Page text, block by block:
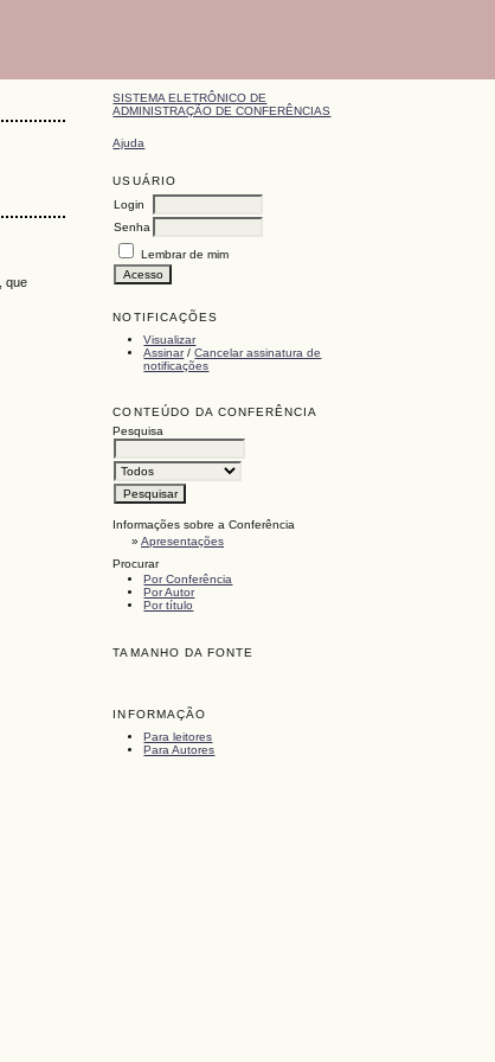
SISTEMA ELETRÔNICO DE
ADMINISTRAÇÃO DE CONFERÊNCIAS
Ajuda
USUÁRIO
Login
Senha
Lembrar de mim
NOTIFICAÇÕES
Visualizar
Assinar/Cancelar assinatura de
notificações
CONTEÚDO DA CONFERÊNCIA
Pesquisa
Informações sobre a Conferência
»Apresentações
Procurar
Por Conferência
Por Autor
Por título
TAMANHO DA FONTE
INFORMAÇÃO
Para leitores
Para Autores
, que